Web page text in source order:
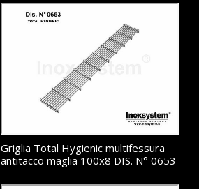
Griglia Total Hygienic multifessura
antitacco maglia 100x8 DIS. N° 0653